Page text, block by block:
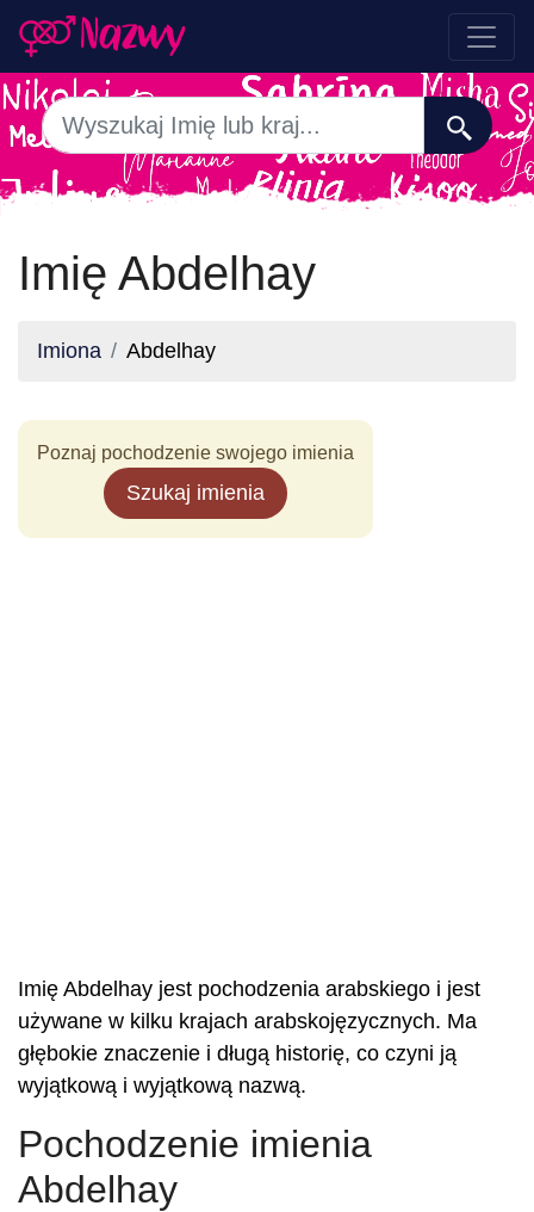
Imię Abdelhay
Imiona Abdelhay
Poznaj pochodzenie swojego imienia
Szukaj imienia
Imię Abdelhay jest pochodzenia arabskiego i jest
używane w kilku krajach arabskojęzycznych. Ma
głębokie znaczenie i długą historię, co czyni ją
wyjątkową i wyjątkową nazwą.
Pochodzenie imienia
Abdelhay